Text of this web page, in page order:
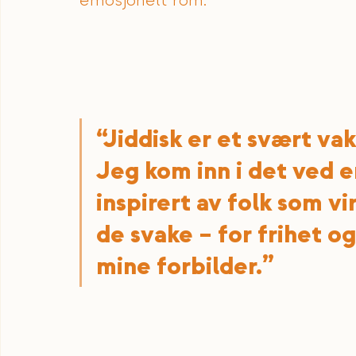
“Jiddisk er et svært
Jeg kom inn i det ved
inspirert av folk som
de svake – for frihet
mine forbilder.”